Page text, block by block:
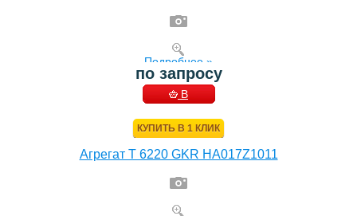
Подробнее »
по запросу
В
КУПИТЬ В 1 КЛИК
Агрегат T 6220 GKR HA017Z1011